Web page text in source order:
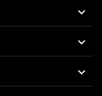


